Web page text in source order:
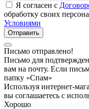
Я согласен с
обработку своих
Условиями
Отправить
Письмо отправлено!
Письмо для
вам на почту. Если
папку «Спам»
Используя интернет-
вы соглашаетесь с
Хорошо